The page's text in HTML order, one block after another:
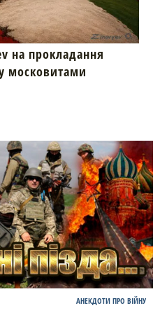
на прокладання
московитами
АНЕКДОТИ ПРО ВІЙНУ